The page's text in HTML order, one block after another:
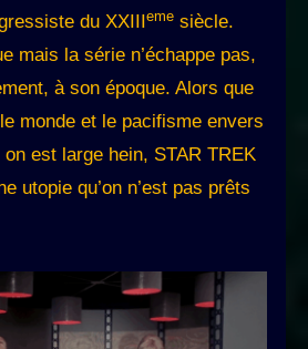
du XXIIIeme siècle.
mais la série n’échappe pas,
à son époque. Alors que
monde et le pacifisme envers
on est large hein, STAR TREK
utopie qu’on n’est pas prêts